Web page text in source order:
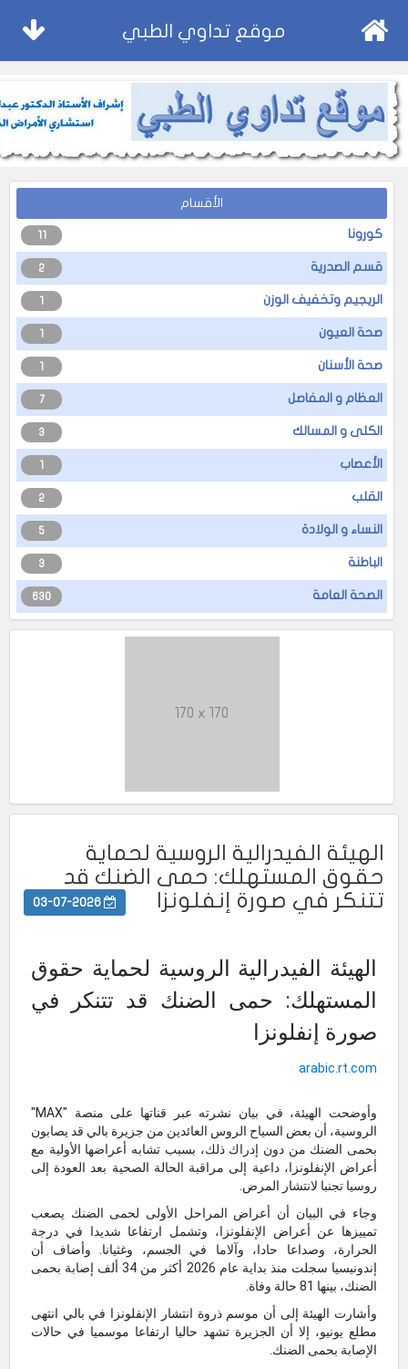
موقع تداوي الطبي
الأقسام
كورونا 11
قسم الصدرية 2
الريجيم وتخفيف الوزن 1
صحة العيون 1
صحة الأسنان 1
العظام و المفاصل 7
الكلى و المسالك 3
الأعصاب 1
القلب 2
النساء و الولادة 5
الباطنة 3
الصحة العامة 630
170 x 170
الهيئة الفيدرالية الروسية لحماية
حقوق المستهلك: حمى الضنك قد
تتنكر في صورة إنفلونزا
الهيئة الفيدرالية الروسية لحماية حقوق
المستهلك: حمى الضنك قد تتنكر في
صورة إنفلونزا
arabic.rt.com
وأوضحت الهيئة، في بيان نشرته عبر قناتها على منصة "MAX"
الروسية، أن بعض السياح الروس العائدين من جزيرة بالي قد يصابون
بحمى الضنك من دون إدراك ذلك، بسبب تشابه أعراضها الأولية مع
أعراض الإنفلونزا، داعية إلى مراقبة الحالة الصحية بعد العودة إلى
روسيا تجنبا لانتشار المرض.
وجاء في البيان أن أعراض المراحل الأولى لحمى الضنك يصعب
تمييزها عن أعراض الإنفلونزا، وتشمل ارتفاعا شديدا في درجة
الحرارة، وصداعا حادا، وآلاما في الجسم، وغثيانا. وأضاف أن
إندونيسيا سجلت منذ بداية عام 2026 أكثر من 34 ألف إصابة بحمى
الضنك، بينها 81 حالة وفاة.
وأشارت الهيئة إلى أن موسم ذروة انتشار الإنفلونزا في بالي انتهى
مطلع يونيو، إلا أن الجزيرة تشهد حاليا ارتفاعا موسميا في حالات
الإصابة بحمى الضنك.